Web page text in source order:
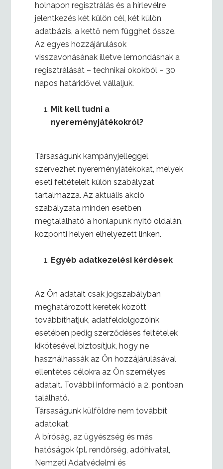
holnapon regisztrálás és a hírlevélre
jelentkezés két külön cél, két külön
adatbázis, a kettő nem függhet össze.
Az egyes hozzájárulások
visszavonásának illetve lemondásnak a
regisztrálását – technikai okokból – 30
napos határidővel vállaljuk.
Mit kell tudni a
nyereményjátékokról?
Társaságunk kampányjelleggel
szervezhet nyereményjátékokat, melyek
eseti feltételeit külön szabályzat
tartalmazza. Az aktuális akció
szabályzata minden esetben
megtalálható a honlapunk nyitó oldalán,
központi helyen elhelyezett linken.
Egyéb adatkezelési kérdések
Az Ön adatait csak jogszabályban
meghatározott keretek között
továbbíthatjuk, adatfeldolgozóink
esetében pedig szerződéses feltételek
kikötésével biztosítjuk, hogy ne
használhassák az Ön hozzájárulásával
ellentétes célokra az Ön személyes
adatait. További információ a 2. pontban
található.
Társaságunk külföldre nem továbbít
adatokat.
A bíróság, az ügyészség és más
hatóságok (pl. rendőrség, adóhivatal,
Nemzeti Adatvédelmi és